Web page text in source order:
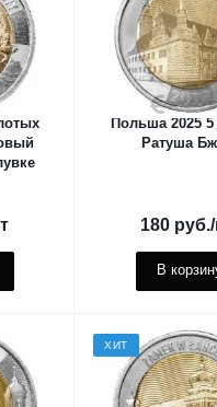
Польша 2025 5
Ратуша
180 руб.
В
ХИТ